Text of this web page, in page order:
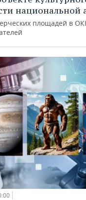
национальной
площадей в